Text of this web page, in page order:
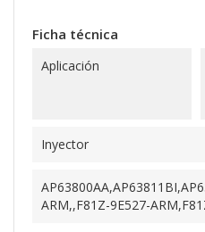
Ficha técnica
Aplicación
Inyector
ARM,,F81Z-9E527-